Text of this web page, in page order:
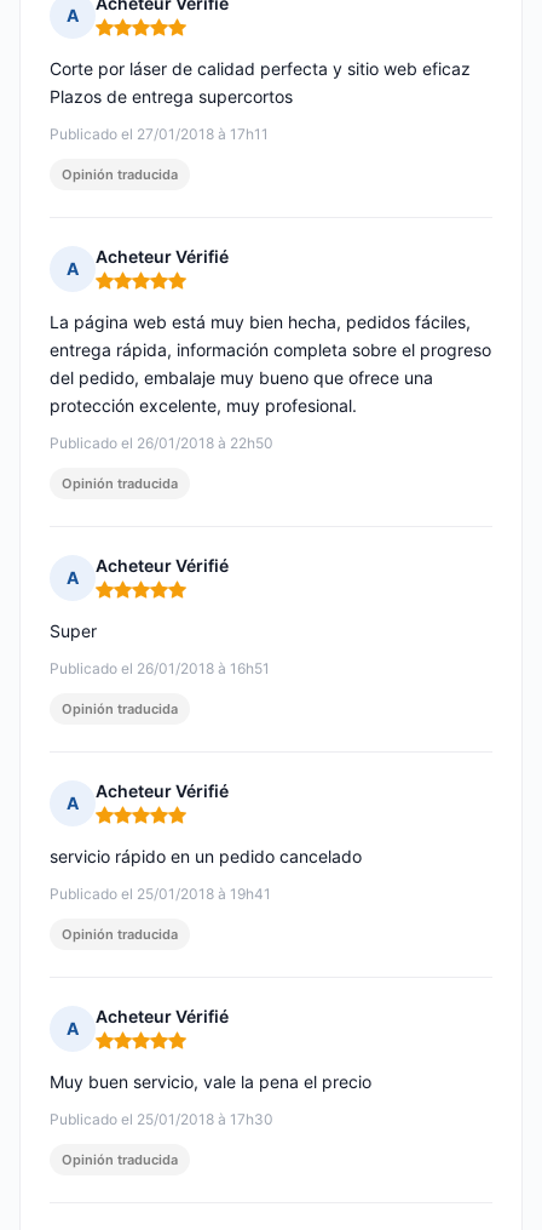
A
Nota: 5 de 5
Publicado el 27/01/2018 à 17h11
Corte por láser de calidad perfecta y sitio web eficaz
Plazos de entrega supercortos
Opinión traducida
A
Acheteur Vérifié
Nota: 5 de 5
Publicado el 26/01/2018 à 22h50
La página web está muy bien hecha, pedidos fáciles,
entrega rápida, información completa sobre el progreso
del pedido, embalaje muy bueno que ofrece una
protección excelente, muy profesional.
Opinión traducida
A
Acheteur Vérifié
Nota: 5 de 5
Publicado el 26/01/2018 à 16h51
Super
Opinión traducida
A
Acheteur Vérifié
Nota: 5 de 5
Publicado el 25/01/2018 à 19h41
servicio rápido en un pedido cancelado
Opinión traducida
A
Acheteur Vérifié
Nota: 5 de 5
Publicado el 25/01/2018 à 17h30
Muy buen servicio, vale la pena el precio
Opinión traducida